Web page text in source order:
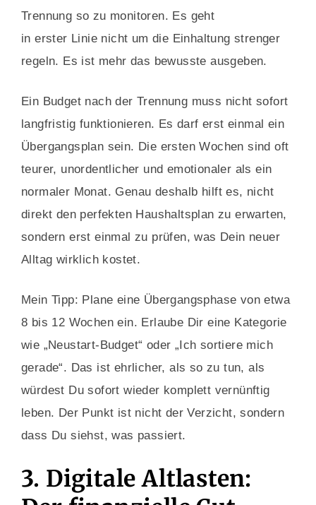
Trennung so zu monitoren. Es geht
in erster Linie nicht um die Einhaltung strenger
regeln. Es ist mehr das bewusste ausgeben.
Ein Budget nach der Trennung muss nicht sofort
langfristig funktionieren. Es darf erst einmal ein
Übergangsplan sein. Die ersten Wochen sind oft
teurer, unordentlicher und emotionaler als ein
normaler Monat. Genau deshalb hilft es, nicht
direkt den perfekten Haushaltsplan zu erwarten,
sondern erst einmal zu prüfen, was Dein neuer
Alltag wirklich kostet.
Mein Tipp: Plane eine Übergangsphase von etwa
8 bis 12 Wochen ein. Erlaube Dir eine Kategorie
wie „Neustart-Budget“ oder „Ich sortiere mich
gerade“. Das ist ehrlicher, als so zu tun, als
würdest Du sofort wieder komplett vernünftig
leben. Der Punkt ist nicht der Verzicht, sondern
dass Du siehst, was passiert.
3. Digitale Altlasten: